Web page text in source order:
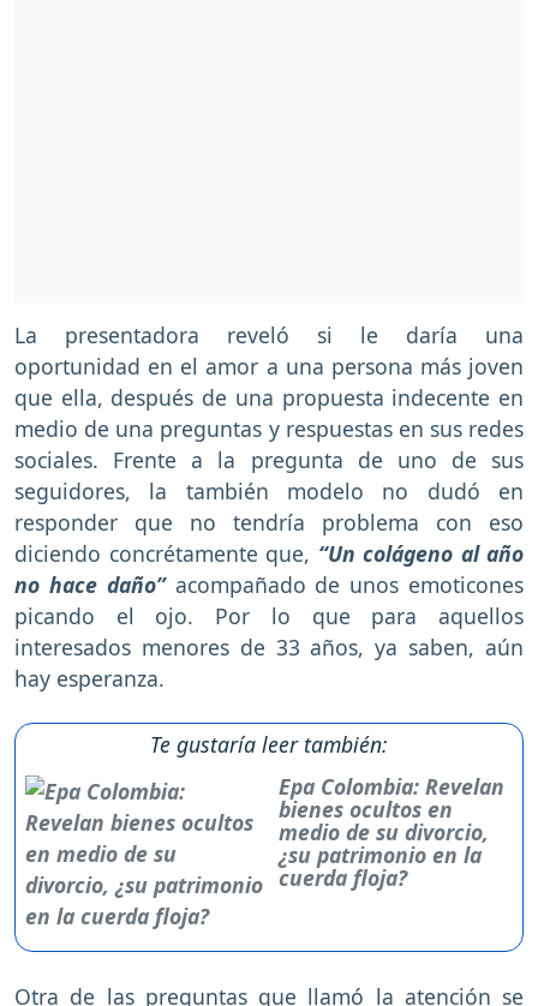
La presentadora reveló si le daría una
oportunidad en el amor a una persona más joven
que ella, después de una propuesta indecente en
medio de una preguntas y respuestas en sus redes
sociales. Frente a la pregunta de uno de sus
seguidores, la también modelo no dudó en
responder que no tendría problema con eso
diciendo concrétamente que, “Un colágeno al año
no hace daño”acompañado de unos emoticones
picando el ojo. Por lo que para aquellos
interesados menores de 33 años, ya saben, aún
hay esperanza.
Te gustaría leer también:
Epa Colombia: Revelan
bienes ocultos en
medio de su divorcio,
¿su patrimonio en la
cuerda floja?
Otra de las preguntas que llamó la atención se